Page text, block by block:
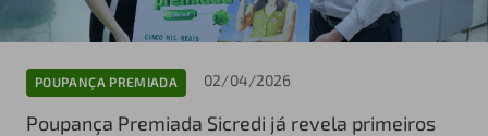
POUPANÇA PREMIADA 02/04/2026
Poupança Premiada Sicredi já revela primeiros